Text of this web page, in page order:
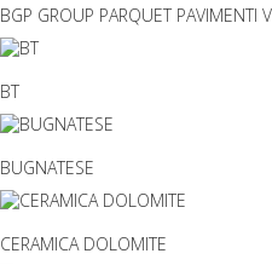
BGP GROUP PARQUET PAVIMENTI
BT
BUGNATESE
CERAMICA DOLOMITE